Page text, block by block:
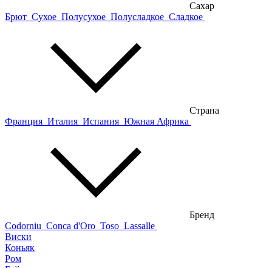
Сахар
Брют Сухое Полусухое Полусладкое Сладкое
Страна
Франция Италия Испания Южная Африка
Бренд
Codorniu Conca d'Oro Toso Lassalle
Виски
Коньяк
Ром